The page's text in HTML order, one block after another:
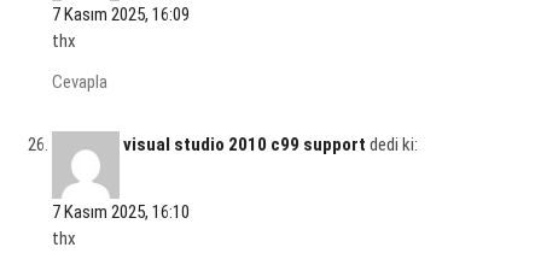
7 Kasım 2025, 16:09
thx
Cevapla
visual studio 2010 c99 support dedi ki:
7 Kasım 2025, 16:10
thx